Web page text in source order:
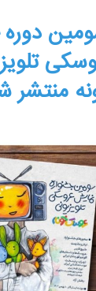
منتشر